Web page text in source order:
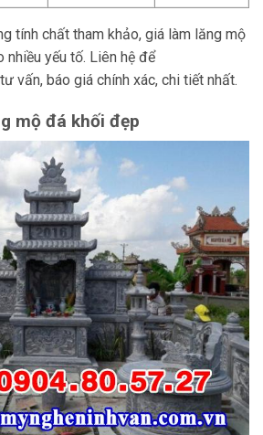
tính chất tham khảo, giá làm lăng mộ
yếu tố. Liên hệ để
vấn, báo giá chính xác, chi tiết nhất.
mộ đá khối đẹp